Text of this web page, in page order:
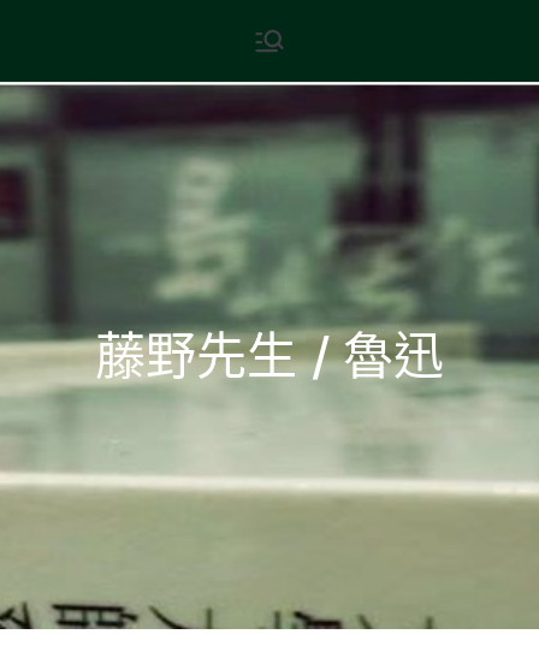
content
現代文學
地球小如鴿卵，/ 我輕輕地將它
藤野先生 / 魯迅